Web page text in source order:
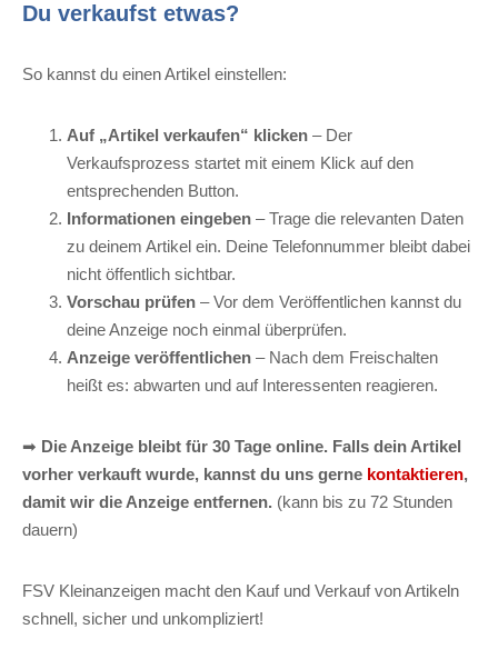
Du verkaufst etwas?
So kannst du einen Artikel einstellen:
Auf „Artikel verkaufen“ klicken – Der
Verkaufsprozess startet mit einem Klick auf den
entsprechenden Button.
Informationen eingeben – Trage die relevanten Daten
zu deinem Artikel ein. Deine Telefonnummer bleibt dabei
nicht öffentlich sichtbar.
Vorschau prüfen – Vor dem Veröffentlichen kannst du
deine Anzeige noch einmal überprüfen.
Anzeige veröffentlichen – Nach dem Freischalten
heißt es: abwarten und auf Interessenten reagieren.
➡ Die Anzeige bleibt für 30 Tage online. Falls dein Artikel
vorher verkauft wurde, kannst du uns gerne kontaktieren,
damit wir die Anzeige entfernen. (kann bis zu 72 Stunden
dauern)
FSV Kleinanzeigen macht den Kauf und Verkauf von Artikeln
schnell, sicher und unkompliziert!